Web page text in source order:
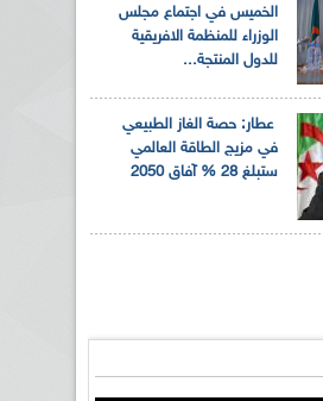
الخميس في اجتماع مجلس
الوزراء للمنظمة الافريقية
للدول المنتجة...
عطار: حصة الغاز الطبيعي
في مزيج الطاقة العالمي
ستبلغ 28 % آفاق 2050